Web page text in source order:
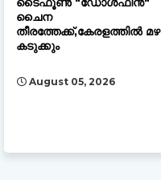
ചൈന
തീരത്തേക്ക്,കേരളത്തിൽ മഴ
കടുക്കും
August 05, 2026